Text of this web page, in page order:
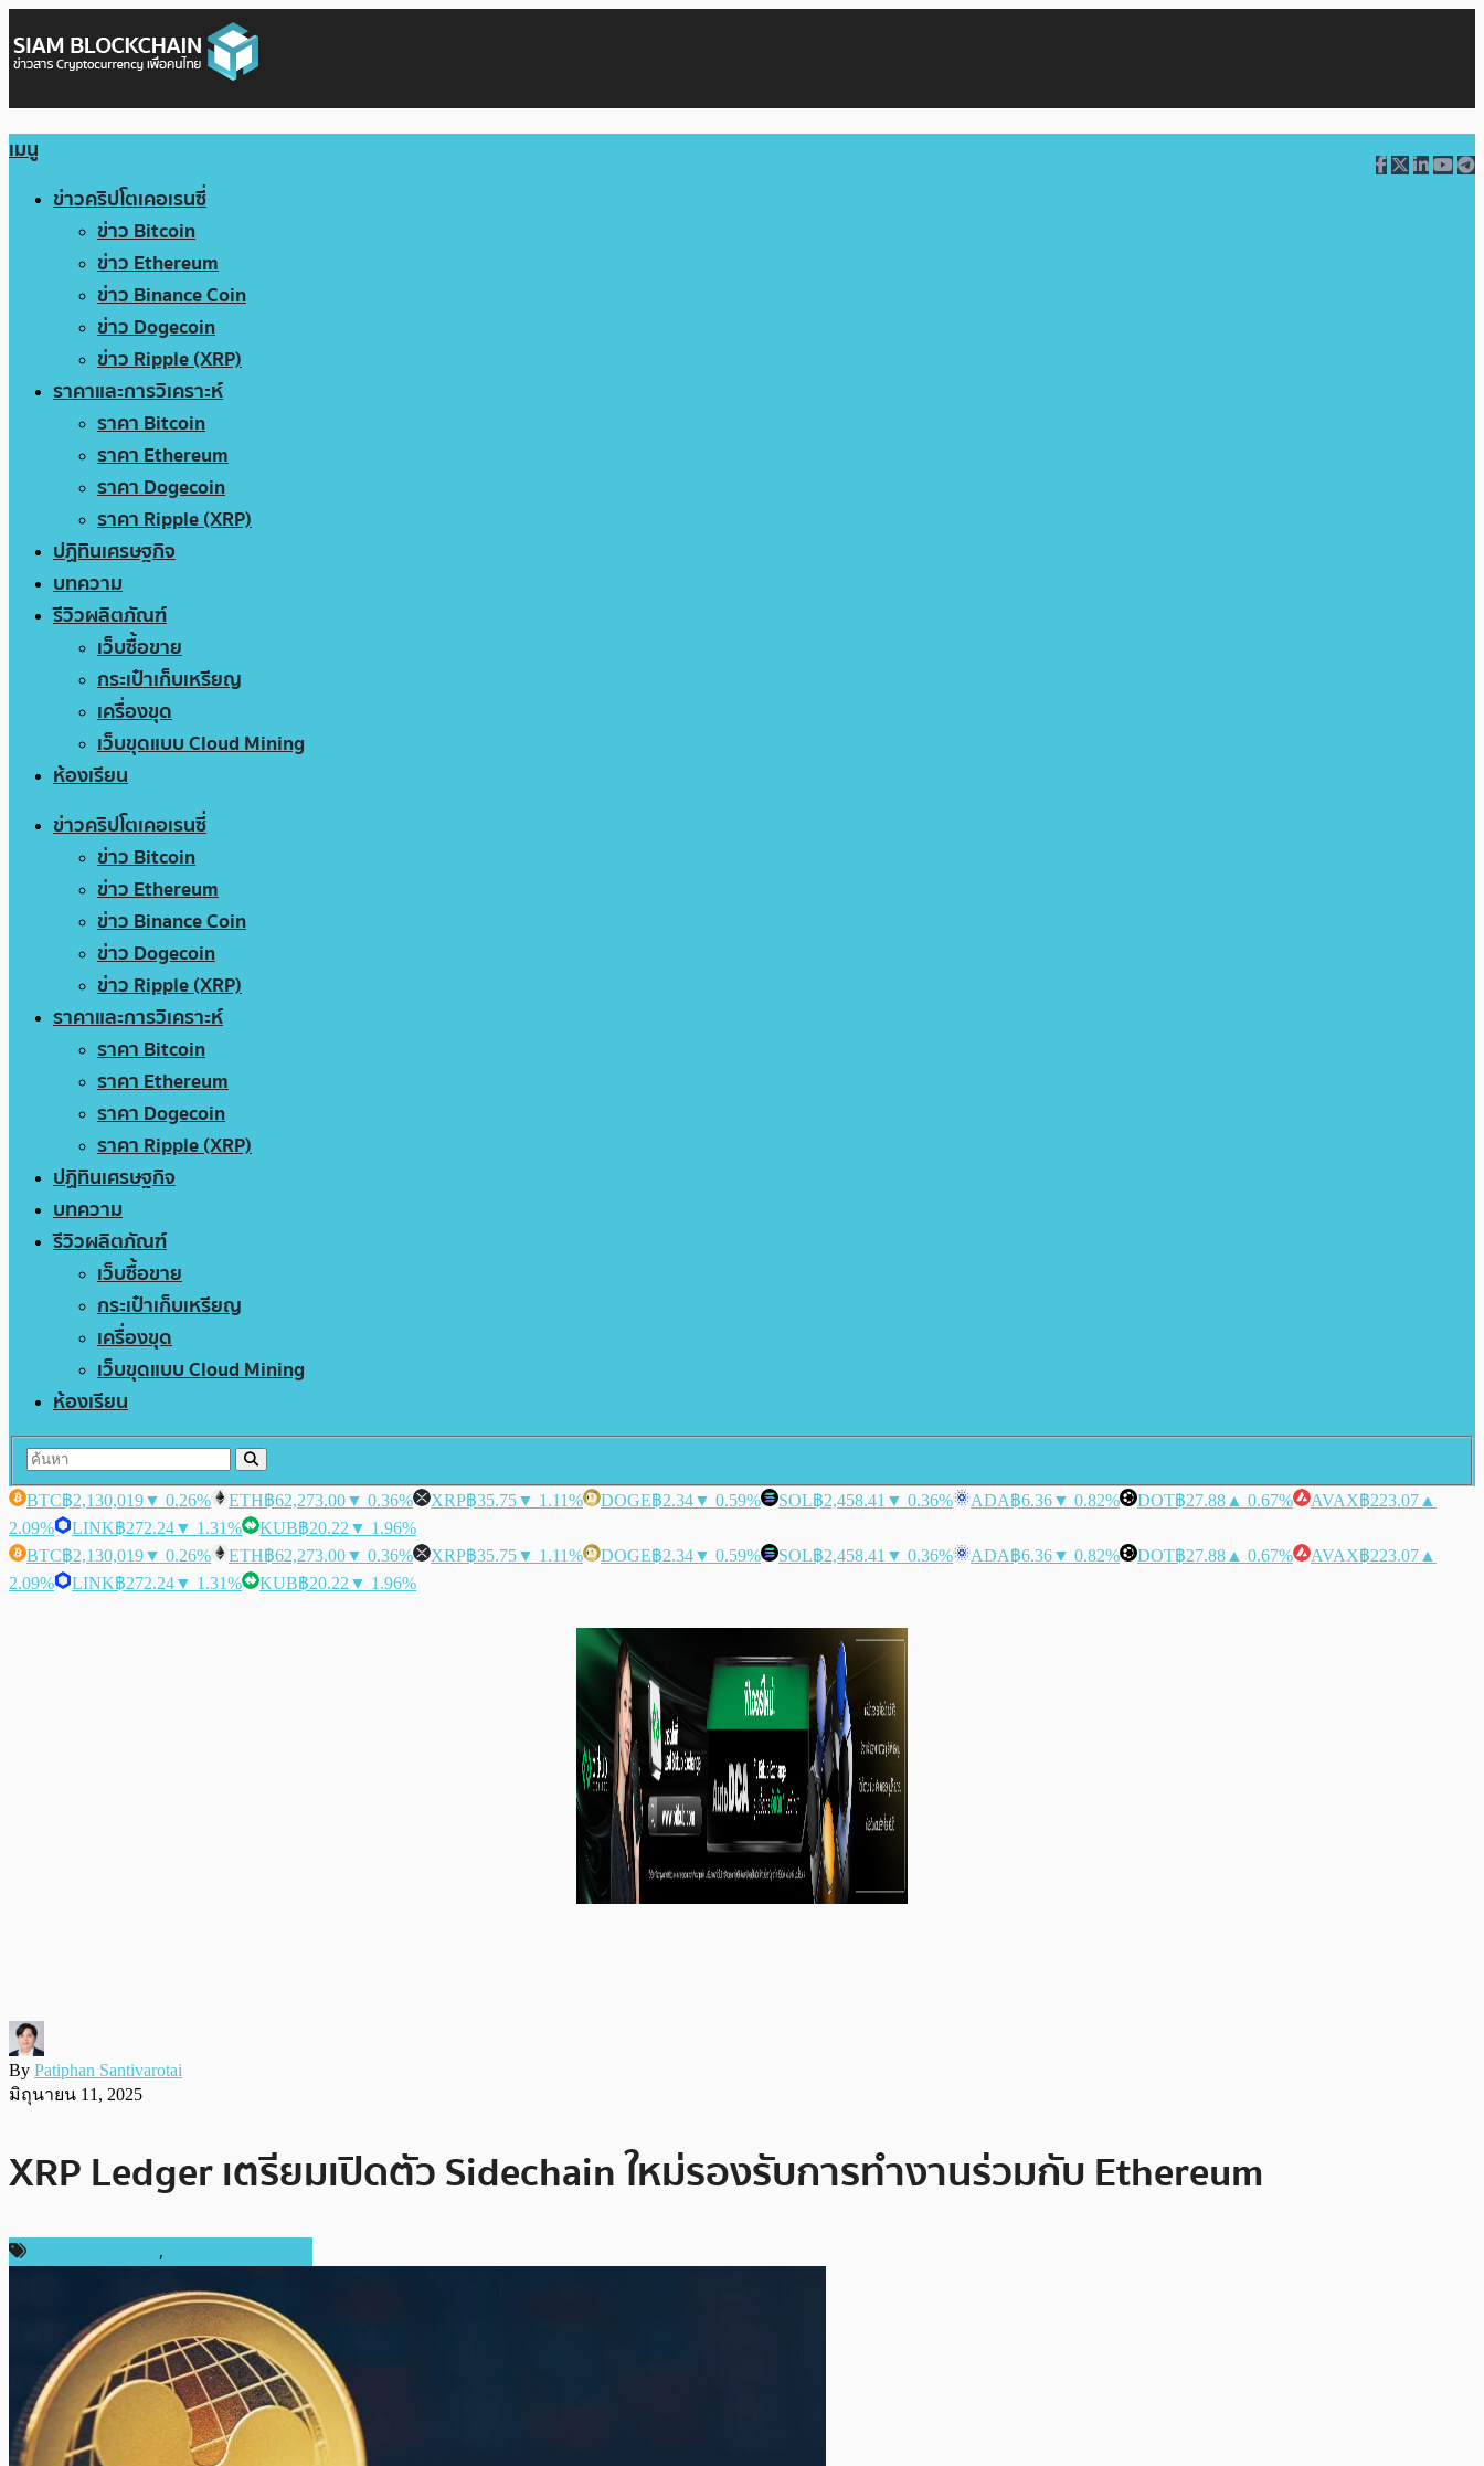
เมนู
ข่าวคริปโตเคอเรนซี่
ข่าว Bitcoin
ข่าว Ethereum
ข่าว Binance Coin
ข่าว Dogecoin
ข่าว Ripple (XRP)
ราคาและการวิเคราะห์
ราคา Bitcoin
ราคา Ethereum
ราคา Dogecoin
ราคา Ripple (XRP)
ปฏิทินเศรษฐกิจ
บทความ
รีวิวผลิตภัณฑ์
เว็บซื้อขาย
กระเป๋าเก็บเหรียญ
เครื่องขุด
เว็บขุดแบบ Cloud Mining
ห้องเรียน
ข่าวคริปโตเคอเรนซี่
ข่าว Bitcoin
ข่าว Ethereum
ข่าว Binance Coin
ข่าว Dogecoin
ข่าว Ripple (XRP)
ราคาและการวิเคราะห์
ราคา Bitcoin
ราคา Ethereum
ราคา Dogecoin
ราคา Ripple (XRP)
ปฏิทินเศรษฐกิจ
บทความ
รีวิวผลิตภัณฑ์
เว็บซื้อขาย
กระเป๋าเก็บเหรียญ
เครื่องขุด
เว็บขุดแบบ Cloud Mining
ห้องเรียน
BTC฿2,130,019▼ 0.26% ETH฿62,273.00▼ 0.36% XRP฿35.75▼ 1.11% DOGE฿2.34▼ 0.59% SOL฿2,458.41 ▼ 0.36% ADA฿6.36▼ 0.82% DOT฿27.88 ▲ 0.67% AVAX฿223.07 ▲
2.09%
LINK฿272.24▼ 1.31% KUB฿20.22 ▼ 1.96%
BTC฿2,130,019▼ 0.26% ETH฿62,273.00▼ 0.36% XRP฿35.75▼ 1.11% DOGE฿2.34▼ 0.59% SOL฿2,458.41 ▼ 0.36% ADA฿6.36▼ 0.82% DOT฿27.88 ▲ 0.67% AVAX฿223.07 ▲
2.09%
LINK฿272.24▼ 1.31% KUB฿20.22 ▼ 1.96%
By Patiphan Santivarotai
มิถุนายน 11, 2025
XRP Ledger เตรียมเปิดตัว Sidechain ใหม่รองรับการทำงานร่วมกับ Ethereum
,